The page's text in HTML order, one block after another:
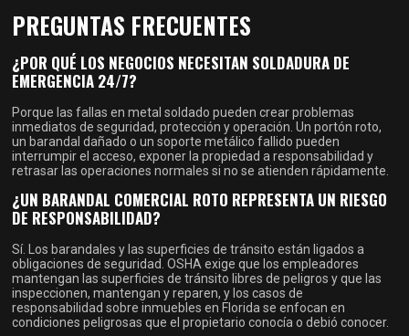
PREGUNTAS FRECUENTES
¿POR QUÉ LOS NEGOCIOS NECESITAN SOLDADURA DE
EMERGENCIA 24/7?
Porque las fallas en metal soldado pueden crear problemas
inmediatos de seguridad, protección y operación. Un portón roto,
un barandal dañado o un soporte metálico fallido pueden
interrumpir el acceso, exponer la propiedad a responsabilidad y
retrasar las operaciones normales si no se atienden rápidamente.
¿UN BARANDAL COMERCIAL ROTO REPRESENTA UN RIESGO
DE RESPONSABILIDAD?
Sí. Los barandales y las superficies de tránsito están ligados a
obligaciones de seguridad. OSHA exige que los empleadores
mantengan las superficies de tránsito libres de peligros y que las
inspeccionen, mantengan y reparen, y los casos de
responsabilidad sobre inmuebles en Florida se enfocan en
condiciones peligrosas que el propietario conocía o debió conocer.